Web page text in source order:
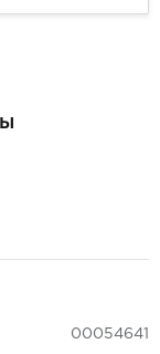
00054641